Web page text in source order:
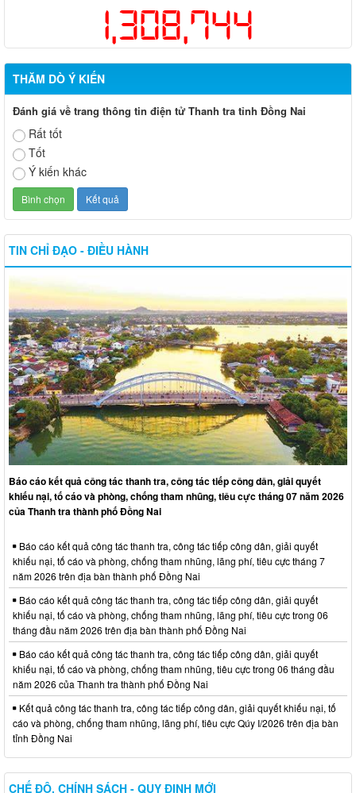
1,308,744
THĂM DÒ Ý KIẾN
Đánh giá về trang thông tin điện tử Thanh tra tỉnh Đồng Nai
Rất tốt
Tốt
Ý kiến khác
TIN CHỈ ĐẠO - ĐIỀU HÀNH
Báo cáo kết quả công tác thanh tra, công tác tiếp công dân, giải quyết
khiếu nại, tố cáo và phòng, chống tham nhũng, tiêu cực tháng 07 năm 2026
của Thanh tra thành phố Đồng Nai
Báo cáo kết quả công tác thanh tra, công tác tiếp công dân, giải quyết
khiếu nại, tố cáo và phòng, chống tham nhũng, lãng phí, tiêu cực tháng 7
năm 2026 trên địa bàn thành phố Đồng Nai
Báo cáo kết quả công tác thanh tra, công tác tiếp công dân, giải quyết
khiếu nại, tố cáo và phòng, chống tham nhũng, lãng phí, tiêu cực trong 06
tháng đầu năm 2026 trên địa bàn thành phố Đồng Nai
Báo cáo kết quả công tác thanh tra, công tác tiếp công dân, giải quyết
khiếu nại, tố cáo và phòng, chống tham nhũng, tiêu cực trong 06 tháng đầu
năm 2026 của Thanh tra thành phố Đồng Nai
Kết quả công tác thanh tra, công tác tiếp công dân, giải quyết khiếu nại, tố
cáo và phòng, chống tham nhũng, lãng phí, tiêu cực Qúy I/2026 trên địa bàn
tỉnh Đồng Nai
CHẾ ĐỘ, CHÍNH SÁCH - QUY ĐỊNH MỚI